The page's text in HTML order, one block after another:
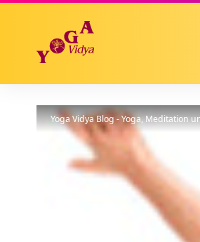
Yoga Vidya Blog - Yoga, Meditation